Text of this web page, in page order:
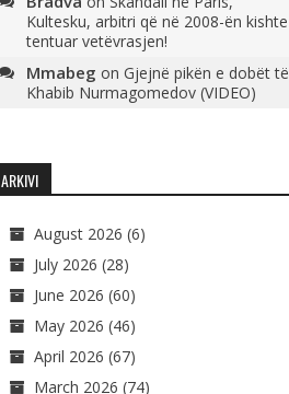
Kultesku, arbitri që në 2008-ën kishte
tentuar vetëvrasjen!
Mmabeg on Gjejnë pikën e dobët të
Khabib Nurmagomedov (VIDEO)
ARKIVI
August 2026 (6)
July 2026 (28)
June 2026 (60)
May 2026 (46)
April 2026 (67)
March 2026 (74)